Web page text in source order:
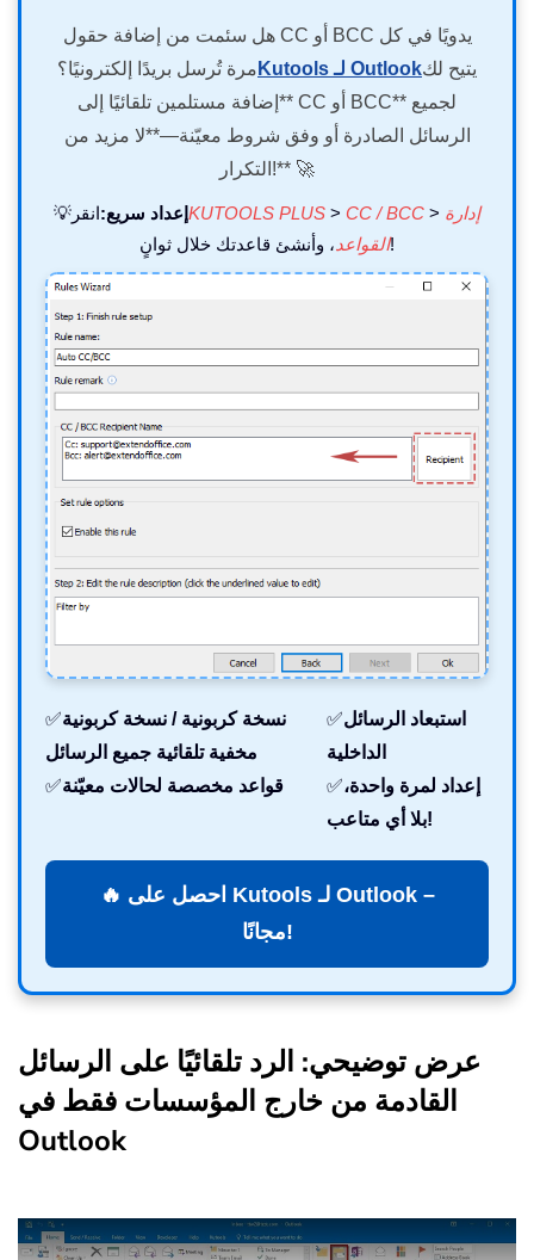
هل سئمت من إضافة حقول CC أو BCC يدويًا في كل
مرة تُرسل بريدًا إلكترونيًا؟
Kutools لـ Outlookيتيح لك
**إضافة مستلمين تلقائيًا إلى CC أو BCC** لجميع
الرسائل الصادرة أو وفق شروط معيّنة—**لا مزيد من
التكرار!** 🚀
💡 إعداد سريع:انقر KUTOOLS PLUS > CC / BCC > إدارة
القواعد، وأنشئ قاعدتك خلال ثوانٍ!
✅نسخة كربونية / نسخة كربونية
مخفية تلقائية جميع الرسائل
✅قواعد مخصصة لحالات معيّنة
✅استبعاد الرسائل
الداخلية
✅إعداد لمرة واحدة،
بلا أي متاعب!
🔥 احصل على Kutools لـ Outlook –
مجانًا!
عرض توضيحي: الرد تلقائيًا على الرسائل
القادمة من خارج المؤسسات فقط في
Outlook